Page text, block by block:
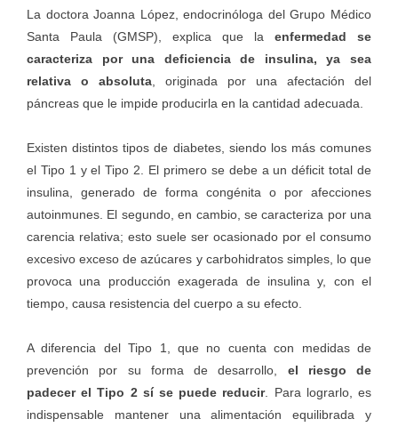
La doctora Joanna López, endocrinóloga delGrupo Médico
Santa Paula (GMSP) , explica que la enfermedad se
caracteriza por una deficiencia de insulina, ya sea
relativa o absoluta , originada por una afectación del
páncreas que le impide producirla en la cantidad adecuada.
Existen distintos tipos de diabetes, siendo los más comunes
el Tipo 1 y el Tipo 2. El primero se debe a un déficit total de
insulina, generado de forma congénita o por afecciones
autoinmunes. El segundo, en cambio, se caracteriza por una
carencia relativa; esto suele ser ocasionado por el consumo
excesivo exceso de azúcares y carbohidratos simples, lo que
provoca una producción exagerada de insulina y, con el
tiempo, causa resistencia del cuerpo a su efecto.
A diferencia del Tipo 1, que no cuenta con medidas de
prevención por su forma de desarrollo, el riesgo de
padecer el Tipo 2 sí se puede reducir. Para lograrlo, es
indispensable mantener una alimentación equilibrada y